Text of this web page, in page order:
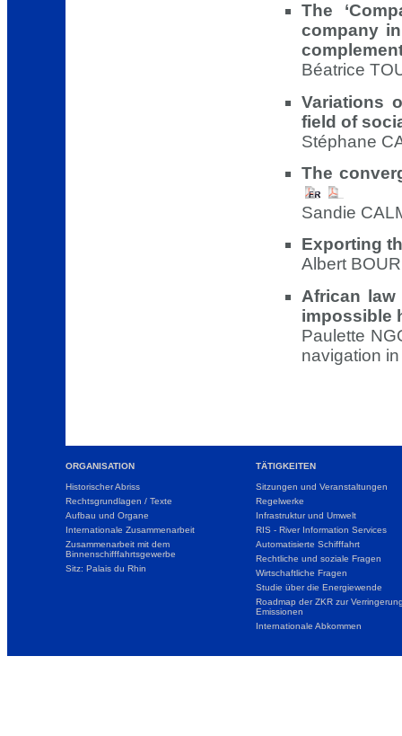
The
company
Béatrice
Variations
field of
Stéphane
The
Sandie
Exporting
Albert
African
impossible
Paulette
navigation in
ORGANISATION
Historischer Abriss
Rechtsgrundlagen / Texte
Aufbau und Organe
Internationale Zusammenarbeit
Zusammenarbeit mit dem
Binnenschifffahrtsgewerbe
Sitz: Palais du Rhin
TÄTIGKEITEN
Sitzungen und Veranstaltungen
Regelwerke
Infrastruktur und Umwelt
RIS - River Information Services
Automatisierte Schifffahrt
Rechtliche und soziale Fragen
Wirtschaftliche Fragen
Studie über die Energiewende
Roadmap der ZKR zur
Emissionen
Internationale Abkommen